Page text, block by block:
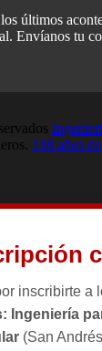
últimos
Envíanos tu
138 años
inscribirte a
Ingeniería
(San